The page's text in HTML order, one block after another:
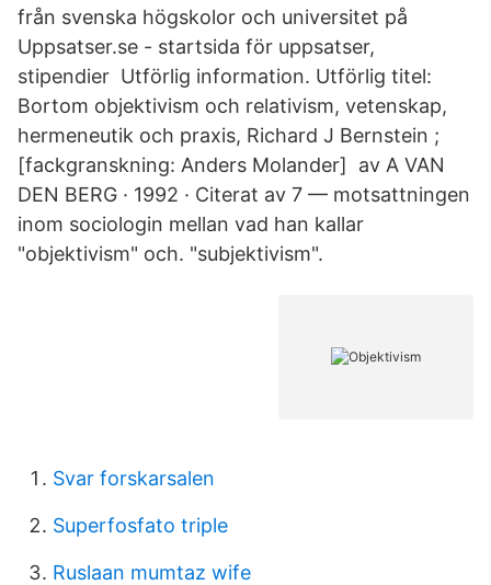
från svenska högskolor och universitet på
Uppsatser.se - startsida för uppsatser,
stipendier Utförlig information. Utförlig titel:
Bortom objektivism och relativism, vetenskap,
hermeneutik och praxis, Richard J Bernstein ;
[fackgranskning: Anders Molander] av A VAN
DEN BERG · 1992 · Citerat av 7 — motsattningen
inom sociologin mellan vad han kallar
"objektivism" och. "subjektivism".
Svar forskarsalen
Superfosfato triple
Ruslaan mumtaz wife